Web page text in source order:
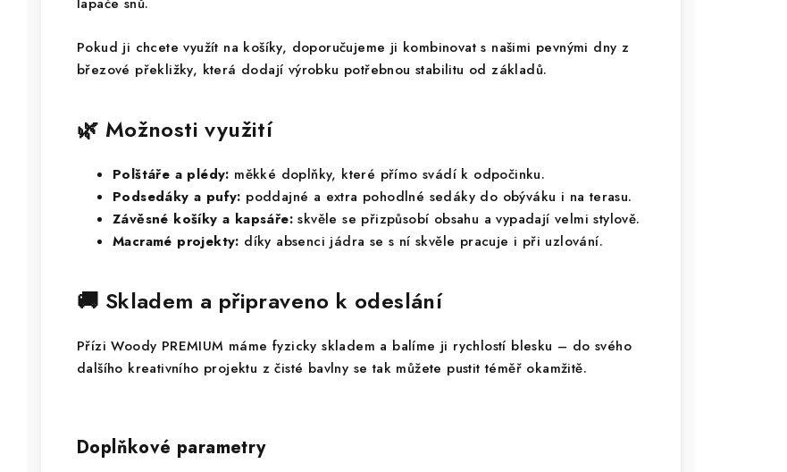
Pokud ji chcete využít na košíky, doporučujeme ji kombinovat s našimi pevnými dny z
březové překližky, která dodají výrobku potřebnou stabilitu od základů.
🌿 Možnosti využití
Polštáře a plédy: měkké doplňky, které přímo svádí k odpočinku.
Podsedáky a pufy: poddajné a extra pohodlné sedáky do obýváku i na terasu.
Závěsné košíky a kapsáře: skvěle se přizpůsobí obsahu a vypadají velmi stylově.
Macramé projekty: díky absenci jádra se s ní skvěle pracuje i při uzlování.
🚚 Skladem a připraveno k odeslání
Přízi Woody PREMIUM máme fyzicky skladem a balíme ji rychlostí blesku – do svého
dalšího kreativního projektu z čisté bavlny se tak můžete pustit téměř okamžitě.
Doplňkové parametry